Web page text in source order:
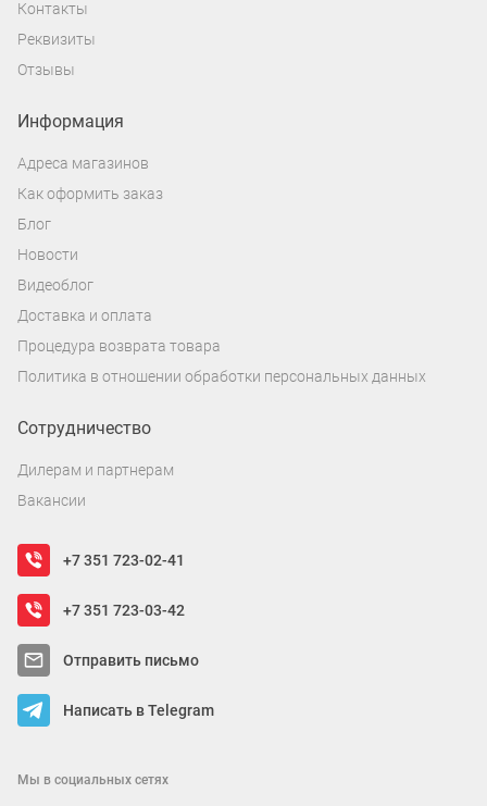
Контакты
Реквизиты
Отзывы
Информация
Адреса магазинов
Как оформить заказ
Блог
Новости
Видеоблог
Доставка и оплата
Процедура возврата товара
Политика в отношении обработки персональных данных
Сотрудничество
Дилерам и партнерам
Вакансии
+7 351 723-02-41
+7 351 723-03-42
Отправить письмо
Написать в Telegram
Мы в социальных сетях